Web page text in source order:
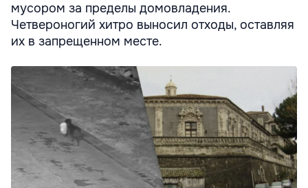
мусором за пределы домовладения.
Четвероногий хитро выносил отходы, оставляя
их в запрещенном месте.